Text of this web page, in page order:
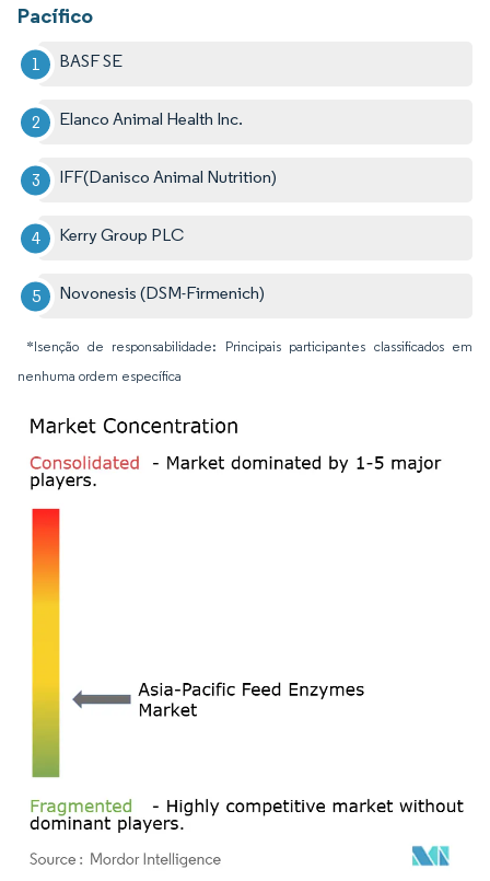
Pacífico
BASF SE
Elanco Animal Health Inc.
IFF(Danisco Animal Nutrition)
Kerry Group PLC
Novonesis (DSM-Firmenich)
*Isenção de responsabilidade: Principais participantes classificados em
nenhuma ordem específica